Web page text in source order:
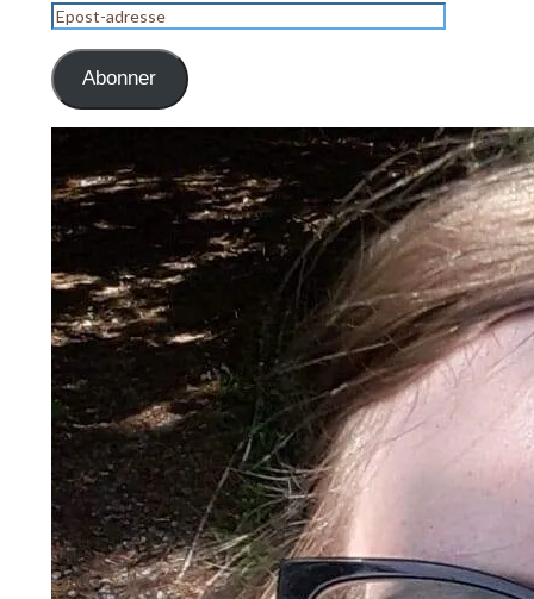
Epost-
adresse
Abonner